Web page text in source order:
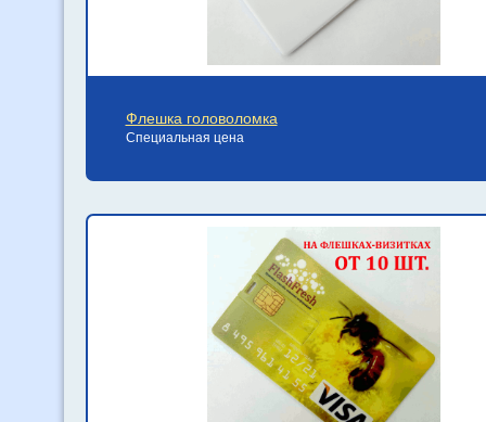
Флешка головоломка
Специальная цена